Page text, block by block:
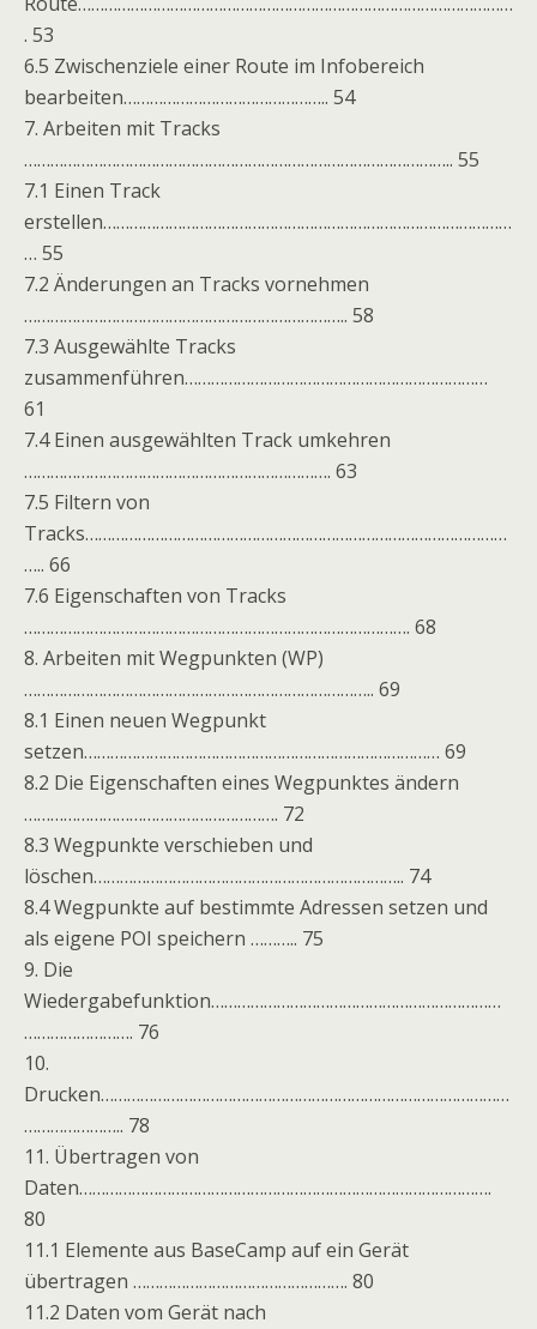
. 53
6.5 Zwischenziele einer Route im Infobereich
bearbeiten……………………………………….. 54
7. Arbeiten mit Tracks
…………………………………………………………………………………….. 55
7.1 Einen Track
erstellen…………………………………………………………………………………
… 55
7.2 Änderungen an Tracks vornehmen
……………………………………………………………….. 58
7.3 Ausgewählte Tracks
zusammenführen……………………………………………………………
61
7.4 Einen ausgewählten Track umkehren
……………………………………………………………. 63
7.5 Filtern von
Tracks……………………………………………………………………………………
….. 66
7.6 Eigenschaften von Tracks
……………………………………………………………………………. 68
8. Arbeiten mit Wegpunkten (WP)
…………………………………………………………………….. 69
8.1 Einen neuen Wegpunkt
setzen……………………………………………………………………… 69
8.2 Die Eigenschaften eines Wegpunktes ändern
…………………………………………………. 72
8.3 Wegpunkte verschieben und
löschen…………………………………………………………….. 74
8.4 Wegpunkte auf bestimmte Adressen setzen und
als eigene POI speichern ……….. 75
9. Die
Wiedergabefunktion…………………………………………………………
……………………. 76
10.
Drucken…………………………………………………………………………………
………………….. 78
11. Übertragen von
Daten………………………………………………………………………………….
80
11.1 Elemente aus BaseCamp auf ein Gerät
übertragen …………………………………………. 80
11.2 Daten vom Gerät nach